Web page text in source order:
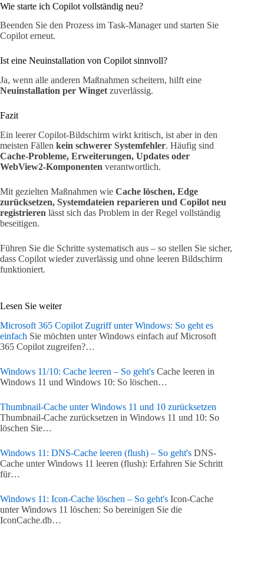
Wie starte ich Copilot vollständig neu?
Beenden Sie den Prozess im Task-Manager und starten Sie
Copilot erneut.
Ist eine Neuinstallation von Copilot sinnvoll?
Ja, wenn alle anderen Maßnahmen scheitern, hilft eine
Neuinstallation per Winget zuverlässig.
Fazit
Ein leerer Copilot-Bildschirm wirkt kritisch, ist aber in den
meisten Fällen kein schwerer Systemfehler. Häufig sind
Cache-Probleme, Erweiterungen, Updates oder
WebView2-Komponenten verantwortlich.
Mit gezielten Maßnahmen wie Cache löschen, Edge
zurücksetzen, Systemdateien reparieren und Copilot neu
registrieren lässt sich das Problem in der Regel vollständig
beseitigen.
Führen Sie die Schritte systematisch aus – so stellen Sie sicher,
dass Copilot wieder zuverlässig und ohne leeren Bildschirm
funktioniert.
Lesen Sie weiter
Microsoft 365 Copilot Zugriff unter Windows: So geht es
einfach Sie möchten unter Windows einfach auf Microsoft
365 Copilot zugreifen?…
Windows 11/10: Cache leeren – So geht's Cache leeren in
Windows 11 und Windows 10: So löschen…
Thumbnail-Cache unter Windows 11 und 10 zurücksetzen
Thumbnail-Cache zurücksetzen in Windows 11 und 10: So
löschen Sie…
Windows 11: DNS-Cache leeren (flush) – So geht's DNS-
Cache unter Windows 11 leeren (flush): Erfahren Sie Schritt
für…
Windows 11: Icon-Cache löschen – So geht's Icon-Cache
unter Windows 11 löschen: So bereinigen Sie die
IconCache.db…